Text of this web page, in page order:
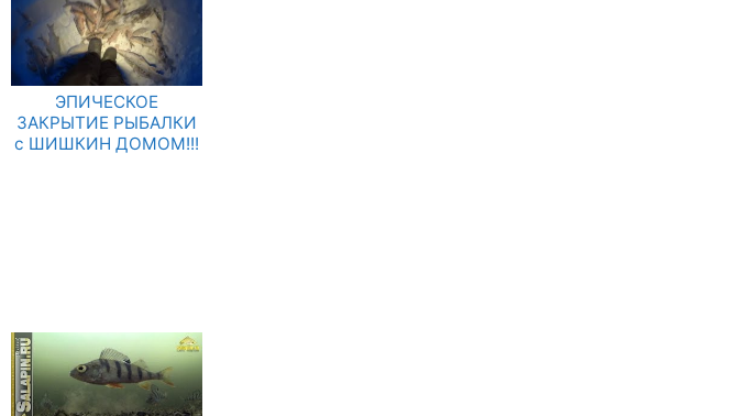
ЭПИЧЕСКОЕ
ЗАКРЫТИЕ РЫБАЛКИ
с ШИШКИН ДОМОМ!!!